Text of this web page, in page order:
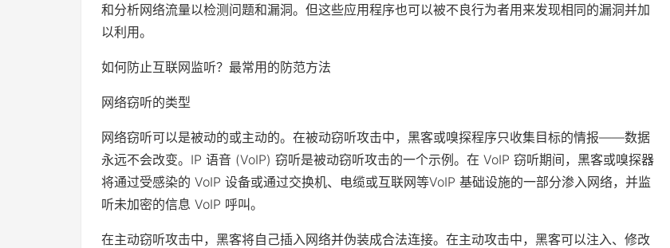
和分析网络流量以检测问题和漏洞。但这些应用程序也可以被不良行为者用来发现相同的漏洞并加
以利用。
如何防止互联网监听？最常用的防范方法
网络窃听的类型
网络窃听可以是被动的或主动的。在被动窃听攻击中，黑客或嗅探程序只收集目标的情报——数据
永远不会改变。IP 语音 (VoIP) 窃听是被动窃听攻击的一个示例。在 VoIP 窃听期间，黑客或嗅探器
将通过受感染的 VoIP 设备或通过交换机、电缆或互联网等VoIP 基础设施的一部分渗入网络，并监
听未加密的信息 VoIP 呼叫。
在主动窃听攻击中，黑客将自己插入网络并伪装成合法连接。在主动攻击中，黑客可以注入、修改